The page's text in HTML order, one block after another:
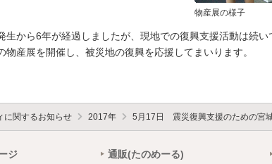
物産展の様子
生から6年が経過しましたが、現地での復興支援活動は続
物産展を開催し、被災地の復興を応援してまいります。
に関するお知らせ 2017年 5月17日 震災復興支援のための宮
ジ 通販(たのめーる)